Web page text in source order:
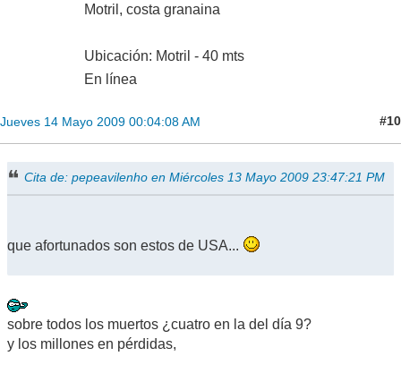
Motril, costa granaina
Ubicación: Motril - 40 mts
En línea
Jueves 14 Mayo 2009 00:04:08 AM #10
Cita de: pepeavilenho en Miércoles 13 Mayo 2009 23:47:21 PM
que afortunados son estos de USA...
sobre todos los muertos ¿cuatro en la del día 9?
y los millones en pérdidas,